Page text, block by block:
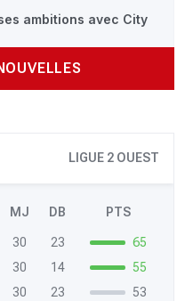
ambitions avec City
LIGUE 2 OUEST
MJ DB PTS
30 23
65
30 14
55
30 23
53